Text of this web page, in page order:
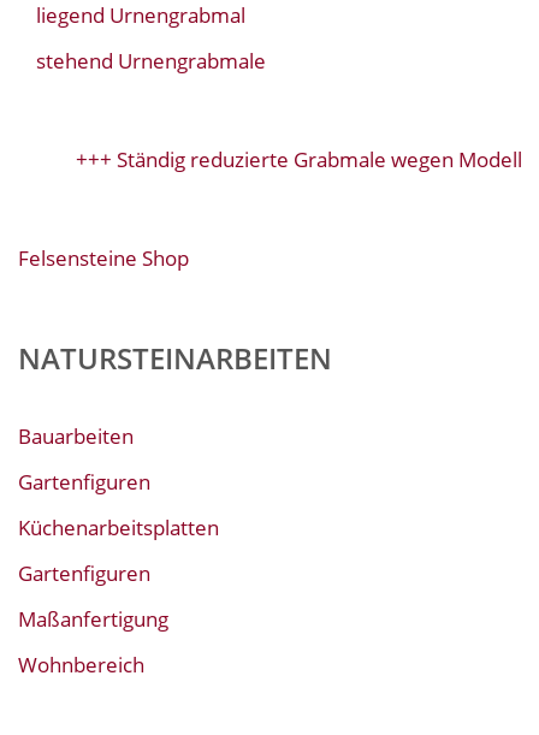
liegend Urnengrabmal
stehend Urnengrabmale
+++ Ständig reduzierte Grabmale wegen
Felsensteine Shop
NATURSTEINARBEITEN
Bauarbeiten
Gartenfiguren
Küchenarbeitsplatten
Gartenfiguren
Maßanfertigung
Wohnbereich